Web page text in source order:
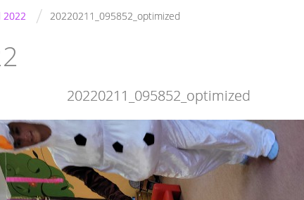
2022 / 20220211_095852_optimized
20220211_095852_optimized